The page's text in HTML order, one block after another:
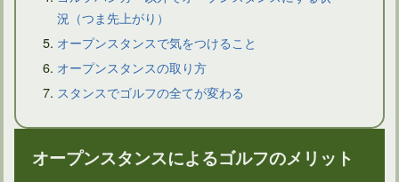
況（つま先上がり）
オープンスタンスで気をつけること
オープンスタンスの取り方
スタンスでゴルフの全てが変わる
オープンスタンスによるゴルフのメリット